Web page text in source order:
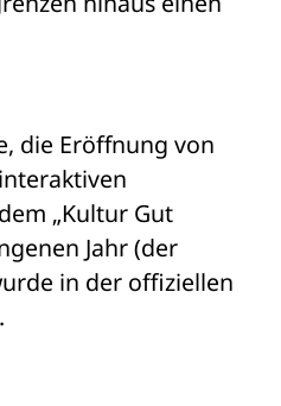
die Eröffnung von
„Kultur Gut
Jahr (der
in der offiziellen